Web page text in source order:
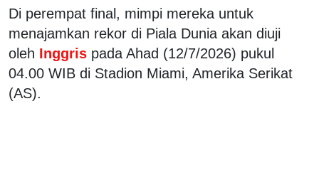
Di perempat final, mimpi mereka untuk
menajamkan rekor di Piala Dunia akan diuji
oleh Inggris pada Ahad (12/7/2026) pukul
04.00 WIB di Stadion Miami, Amerika Serikat
(AS).